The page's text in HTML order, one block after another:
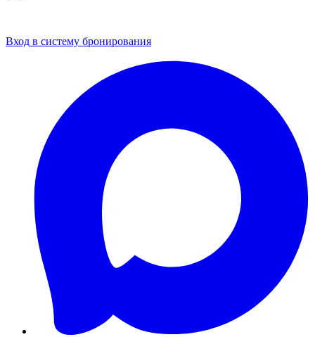
Вход в систему бронирования